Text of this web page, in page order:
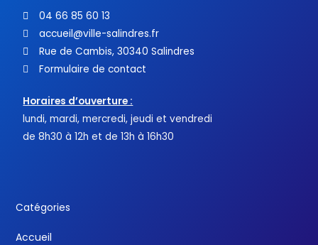
04 66 85 60 13
accueil@ville-salindres.fr
Rue de Cambis, 30340 Salindres
Formulaire de contact
Horaires d’ouverture :
lundi, mardi, mercredi, jeudi et vendredi
de 8h30 à 12h et de 13h à 16h30
Catégories
Accueil